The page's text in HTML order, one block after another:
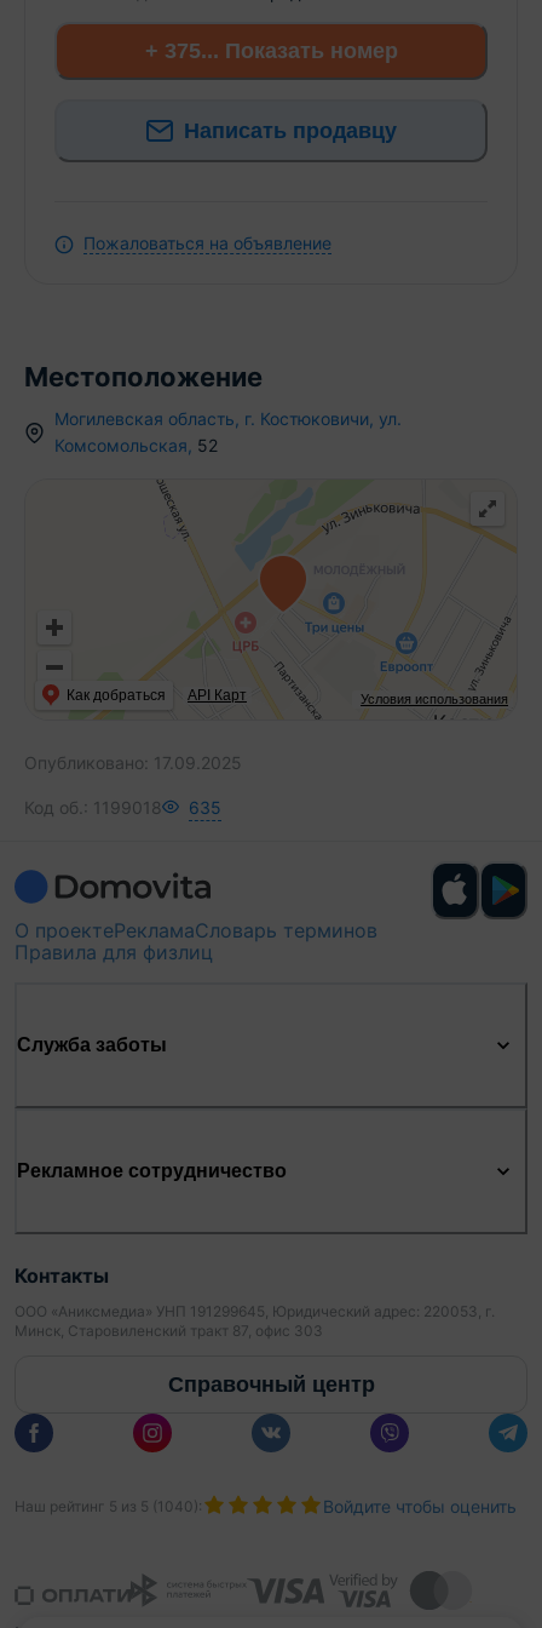
+ 375... Показать номер
Написать продавцу
Пожаловаться на объявление
Местоположение
Могилевская область г. Костюковичи ул.
Комсомольская 52
Условия использования
Как добраться API Карт
Опубликовано: 17.09.2025
Код об.: 1199018 635
О проектеРекламаСловарь терминов
Правила для физлиц
Служба заботы
Рекламное сотрудничество
Контакты
ООО «Аниксмедиа» УНП 191299645, Юридический адрес: 220053, г.
Минск, Старовиленский тракт 87, офис 303
Справочный центр
Наш рейтинг 5 из 5 1040): Войдите чтобы оценить